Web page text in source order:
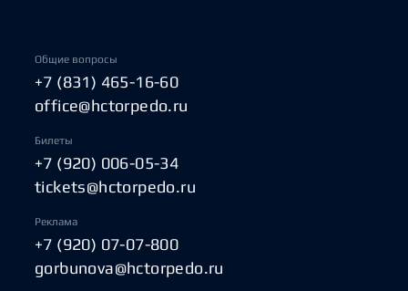
Общие вопросы
+7 (831) 465-16-60
office@hctorpedo.ru
Билеты
+7 (920) 006-05-34
tickets@hctorpedo.ru
Реклама
+7 (920) 07-07-800
gorbunova@hctorpedo.ru